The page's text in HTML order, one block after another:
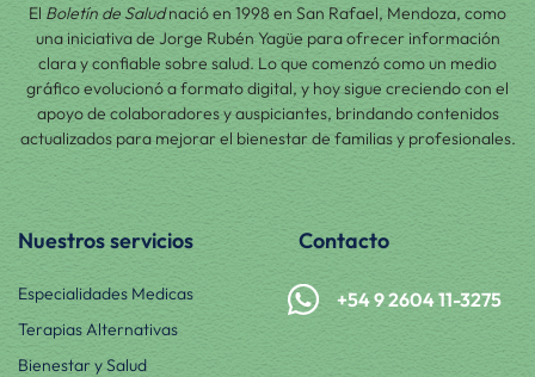
El Boletín de Saludnació en 1998 en San Rafael, Mendoza, como
una iniciativa de Jorge Rubén Yagüe para ofrecer información
clara y confiable sobre salud. Lo que comenzó como un medio
gráfico evolucionó a formato digital, y hoy sigue creciendo con el
apoyo de colaboradores y auspiciantes, brindando contenidos
actualizados para mejorar el bienestar de familias y profesionales.
Nuestros servicios
Especialidades Medicas
Terapias Alternativas
Bienestar y Salud
Contacto
+54 9 2604 11-3275